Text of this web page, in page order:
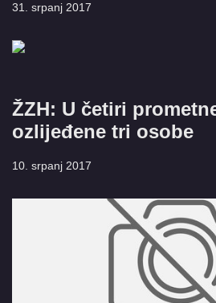
31. srpanj 2017
ŽZH: U četiri
ozlijeđene tri osobe
10. srpanj 2017